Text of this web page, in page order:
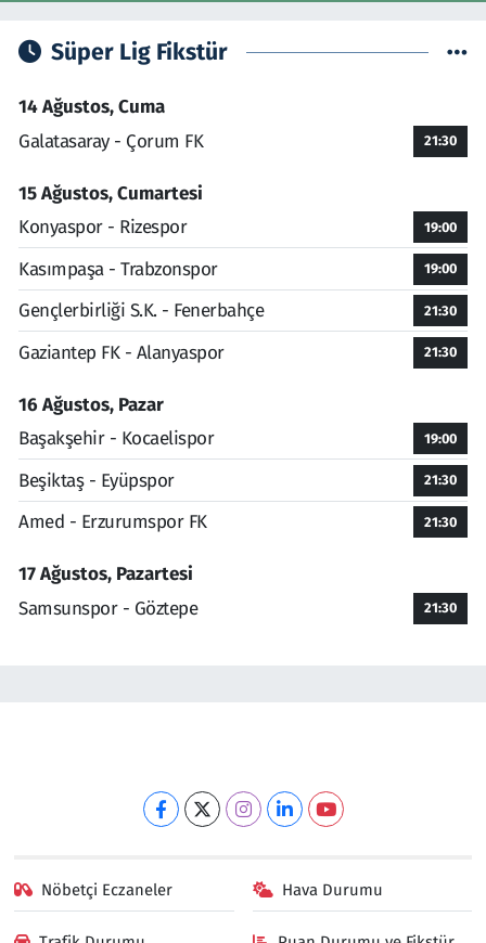
Süper Lig Fikstür
14 Ağustos, Cuma
Galatasaray - Çorum FK
21:30
15 Ağustos, Cumartesi
Konyaspor - Rizespor
19:00
Kasımpaşa - Trabzonspor 19:00
Gençlerbirliği S.K. - Fenerbahçe 21:30
Gaziantep FK - Alanyaspor 21:30
16 Ağustos, Pazar
Başakşehir - Kocaelispor
19:00
Beşiktaş - Eyüpspor 21:30
Amed - Erzurumspor FK 21:30
17 Ağustos, Pazartesi
Samsunspor - Göztepe
21:30
Nöbetçi Eczaneler Hava Durumu